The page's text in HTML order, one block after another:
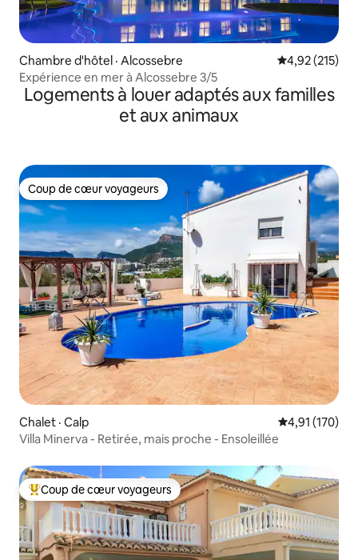
Chambre d'hôtel · Alcossebre Note
4,92 (215)
Expérience en mer à Alcossebre 3/5
Logements à louer adaptés aux familles
et aux animaux
Coup de cœur voyageurs
Coup de cœur voyageurs
Chalet · Calp Note
4,91 (170)
Villa Minerva - Retirée, mais proche - Ensoleillée
Coup de cœur voyageurs parmi les plus aimés
Coup de cœur voyageurs